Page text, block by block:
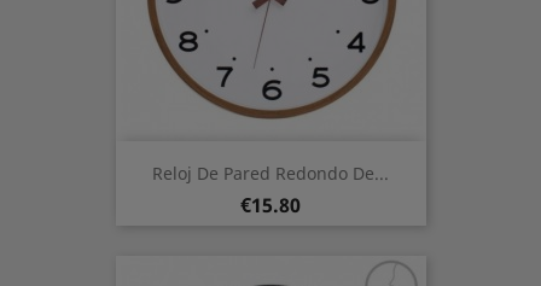
Reloj De Pared Redondo De...
Price
€15.80